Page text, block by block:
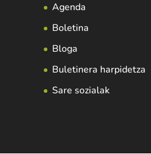
Agenda
Boletina
Bloga
Buletinera harpidetza
Sare sozialak